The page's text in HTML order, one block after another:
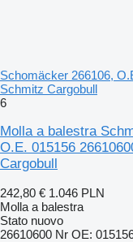
Schomäcker 266106,
Schmitz Cargobull
6
Molla a balestra
O.E. 015156
Cargobull
242,80 € 1.046 PLN
Molla a balestra
Stato nuovo
26610600 Nr OE: